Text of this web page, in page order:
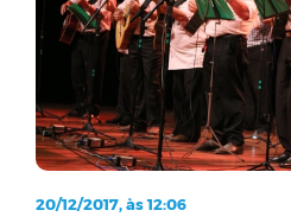
20/12/2017, às 12:06